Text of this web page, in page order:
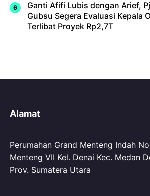
Ganti Afifi Lubis dengan Arief, Pj
Gubsu Segera Evaluasi Kepala
Terlibat Proyek Rp2,7T
Alamat
Perumahan Grand Menteng Indah
Menteng VII Kel. Denai Kec. Medan
Prov. Sumatera Utara